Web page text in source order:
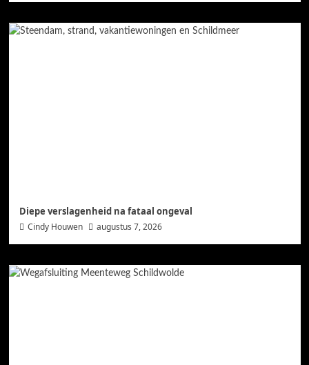
Diepe verslagenheid na fataal ongeval
Cindy Houwen augustus 7, 2026